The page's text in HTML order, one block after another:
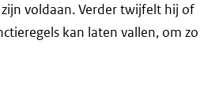
voldaan. Verder twijfelt hij of
kan laten vallen, om zo